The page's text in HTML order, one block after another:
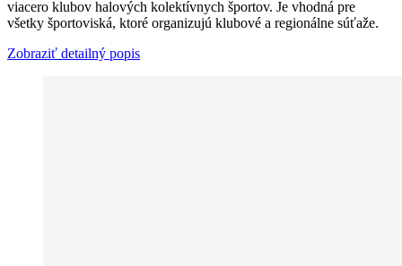
viacero klubov halových kolektívnych športov. Je vhodná pre
všetky športoviská, ktoré organizujú klubové a regionálne súťaže.
Zobraziť detailný popis